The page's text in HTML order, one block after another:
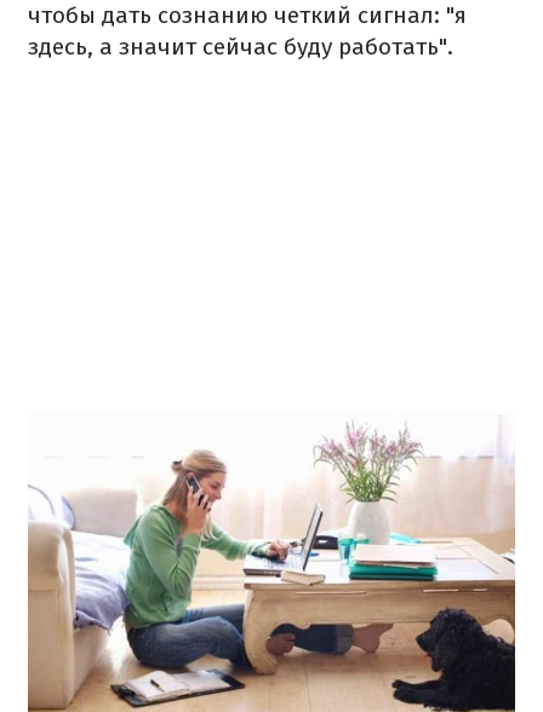
чтобы дать сознанию четкий сигнал: "я
здесь, а значит сейчас буду работать".